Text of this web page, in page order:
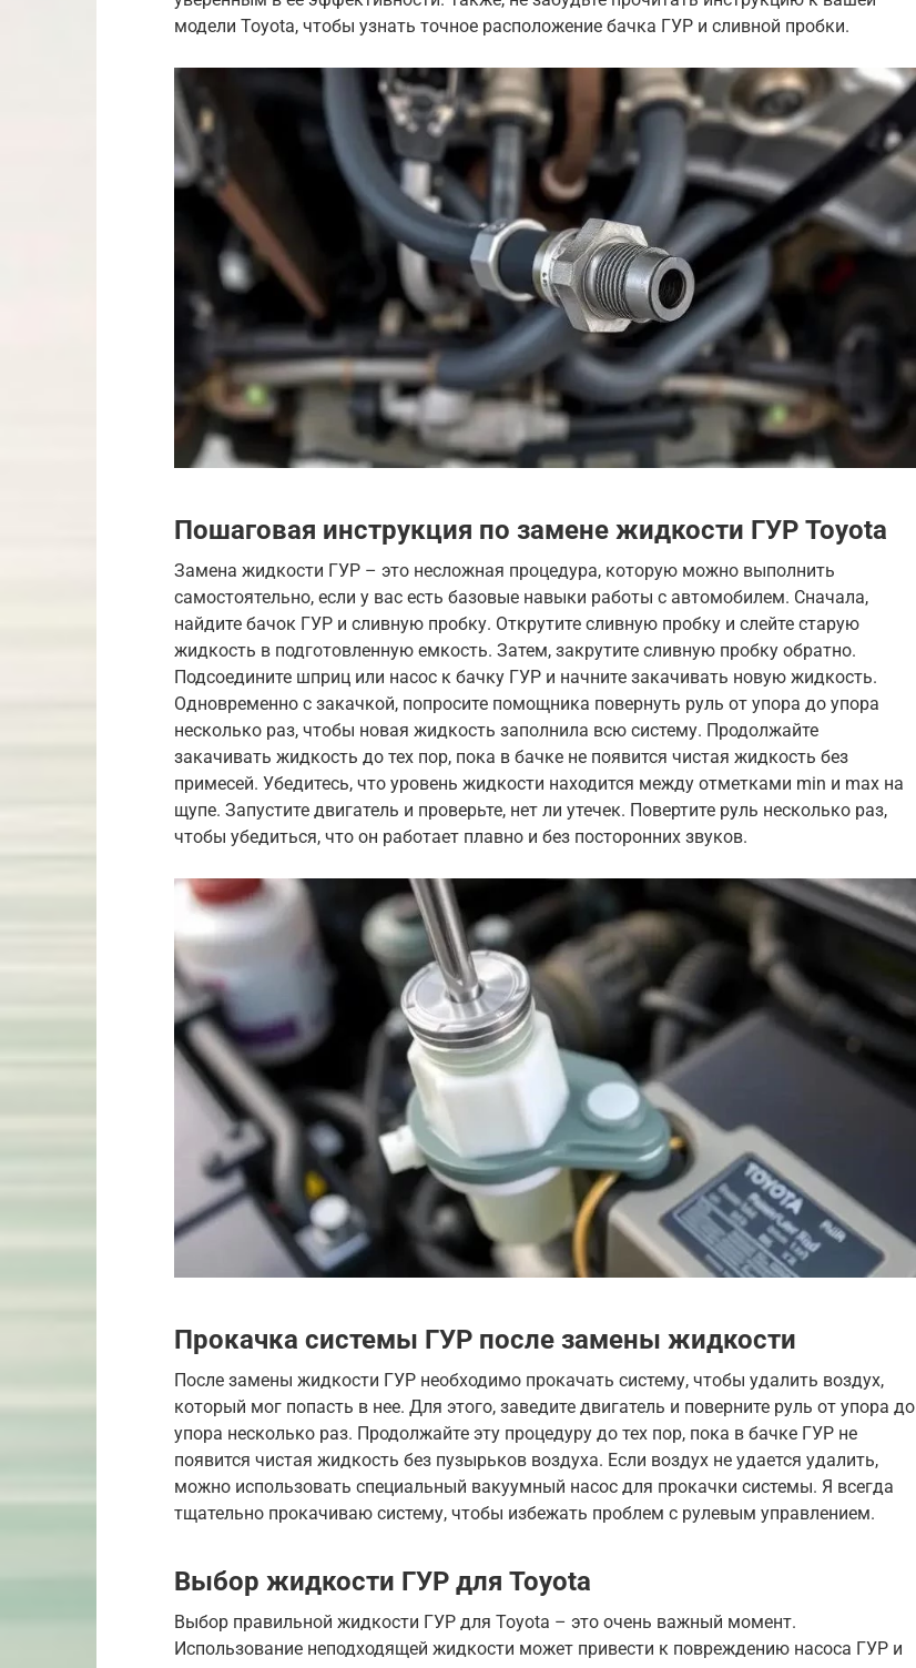
модели Toyota, чтобы узнать точное расположение бачка ГУР и сливной пробки.
Пошаговая инструкция по замене жидкости ГУР Toyota
Замена жидкости ГУР – это несложная процедура, которую можно выполнить
самостоятельно, если у вас есть базовые навыки работы с автомобилем. Сначала,
найдите бачок ГУР и сливную пробку. Открутите сливную пробку и слейте старую
жидкость в подготовленную емкость. Затем, закрутите сливную пробку обратно.
Подсоедините шприц или насос к бачку ГУР и начните закачивать новую жидкость.
Одновременно с закачкой, попросите помощника повернуть руль от упора до упора
несколько раз, чтобы новая жидкость заполнила всю систему. Продолжайте
закачивать жидкость до тех пор, пока в бачке не появится чистая жидкость без
примесей. Убедитесь, что уровень жидкости находится между отметками min и max на
щупе. Запустите двигатель и проверьте, нет ли утечек. Повертите руль несколько раз,
чтобы убедиться, что он работает плавно и без посторонних звуков.
Прокачка системы ГУР после замены жидкости
После замены жидкости ГУР необходимо прокачать систему, чтобы удалить воздух,
который мог попасть в нее. Для этого, заведите двигатель и поверните руль от упора до
упора несколько раз. Продолжайте эту процедуру до тех пор, пока в бачке ГУР не
появится чистая жидкость без пузырьков воздуха. Если воздух не удается удалить,
можно использовать специальный вакуумный насос для прокачки системы. Я всегда
тщательно прокачиваю систему, чтобы избежать проблем с рулевым управлением.
Выбор жидкости ГУР для Toyota
Выбор правильной жидкости ГУР для Toyota – это очень важный момент.
Использование неподходящей жидкости может привести к повреждению насоса ГУР и